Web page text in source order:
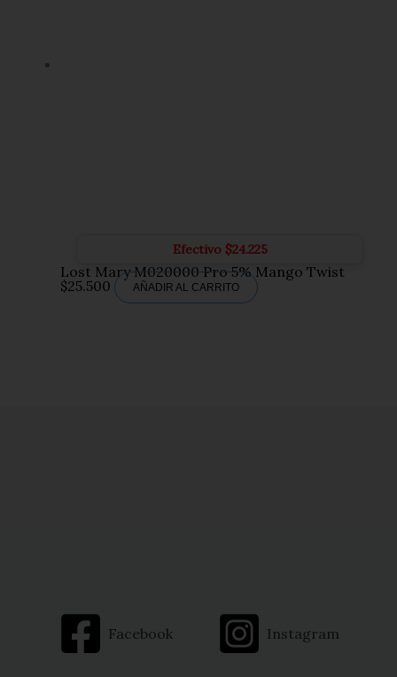
Efectivo $24.225
Lost Mary M020000 Pro 5% Mango Twist
$25.500 AÑADIR AL CARRITO
Facebook Instagram